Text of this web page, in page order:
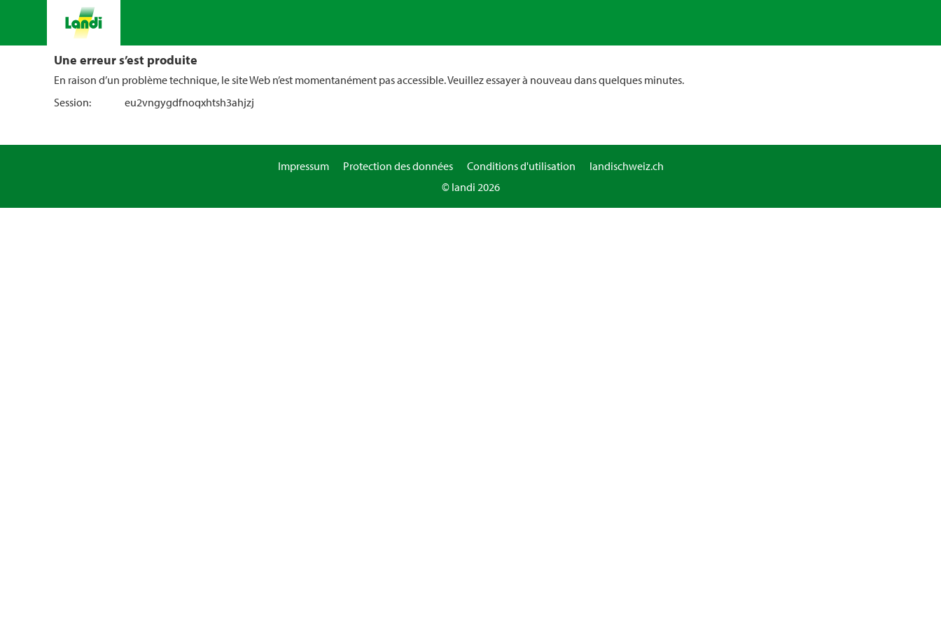
Une erreur s’est produite
En raison d’un problème technique, le site Web n’est momentanément pas accessible. Veuillez essayer à nouveau dans quelques minutes.
Session:
eu2vngygdfnoqxhtsh3ahjzj
Impressum Protection des données Conditions d'utilisation
landischweiz.ch
© landi 2026